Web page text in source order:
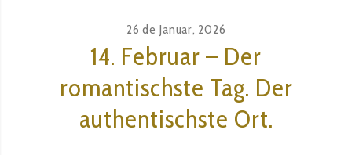
26 de Januar, 2026
14. Februar – Der
romantischste Tag. Der
authentischste Ort.